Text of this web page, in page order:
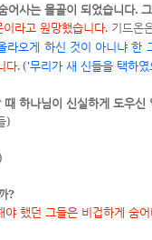
어사는 몰골이 되었습니다.
라고 원망했습니다.기드온
라오게 하신 것이 아니냐 한
다.('무리가 새 신들을 택하였
하나님이 신실하게 도우신
)
?
했던 그들은 비겁하게 숨